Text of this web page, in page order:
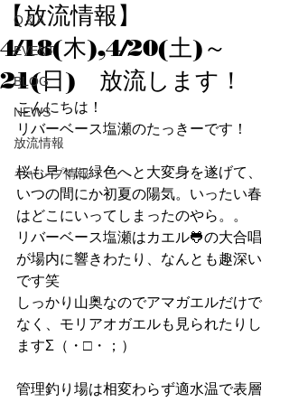
Q＆A
EVENT
BLOG
NEWS
放流情報
キャンプ情報
【放流情報】
4/18(木),4/20(土)～
21(日) 放流します！
こんにちは！
リバーベース塩瀬のたっきーです！
桜も早々に緑色へと大変身を遂げて、
いつの間にか初夏の陽気。いったい春
はどこにいってしまったのやら。。
リバーベース塩瀬はカエル🐸の大合唱
が場内に響きわたり、なんとも趣深い
です笑
しっかり山奥なのでアマガエルだけで
なく、モリアオガエルも見られたりし
ますΣ（・□・；）
管理釣り場は相変わらず適水温で表層